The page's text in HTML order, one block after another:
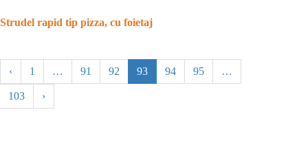
Strudel rapid tip pizza, cu foietaj
‹ 1 … 91 92 93 94 95 …
103 ›